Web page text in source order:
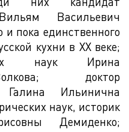
Васильевич
и пока единственного
кухни в ХХ веке;
наук Ирина
доктор
Галина Ильинична
наук, историк
Демиденко;